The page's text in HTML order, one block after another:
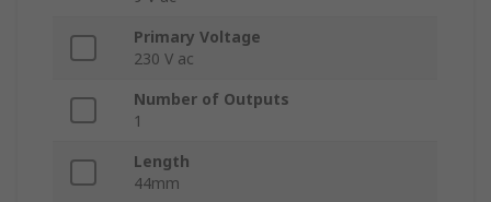
Primary Voltage
230 V ac
Number of Outputs
1
Length
44mm